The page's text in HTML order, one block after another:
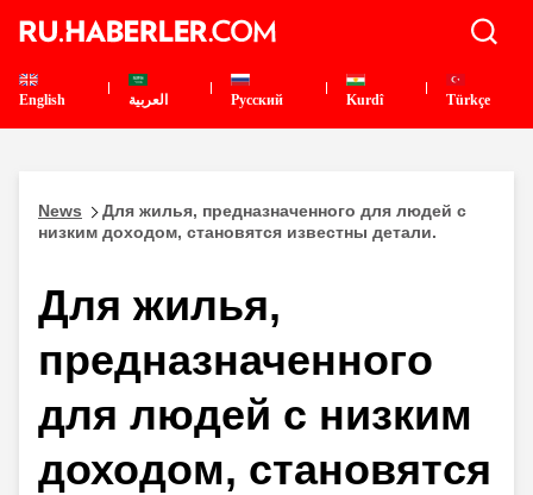
English العربية Pусский Kurdî Türkçe
News
Для жилья, предназначенного для людей с
низким доходом, становятся известны детали.
Для жилья,
предназначенного
для людей с низким
доходом, становятся